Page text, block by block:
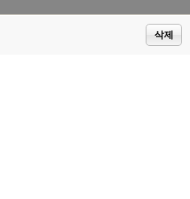
삭제